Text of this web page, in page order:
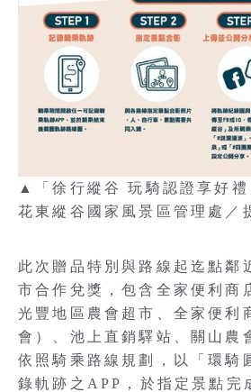
▲「徐行縱谷 玩騎認證享好
花東縱谷國家風景區管理處／
此次贈品特別與路線起迄點鄰
市合作兌獎，包含全家便利商
光豐地區農會超市、全家便利
會）、池上直銷驛站、關山農
依照騎乘路線規劃，以「環騎
錄軌跡之APP，於指定景點完